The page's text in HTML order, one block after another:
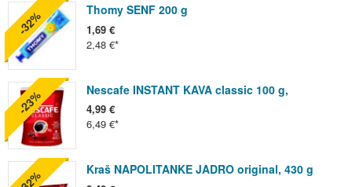
Thomy SENF 200 g
1,69 €
2,48 €
-32%
Nescafe INSTANT KAVA classic 100 g,
4,99 €
6,49 €
-23%
Kraš NAPOLITANKE JADRO original, 430 g